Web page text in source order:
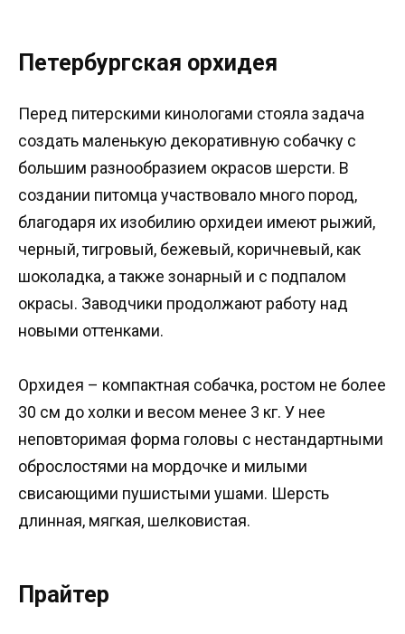
Петербургская орхидея
Перед питерскими кинологами стояла задача
создать маленькую декоративную собачку с
большим разнообразием окрасов шерсти. В
создании питомца участвовало много пород,
благодаря их изобилию орхидеи имеют рыжий,
черный, тигровый, бежевый, коричневый, как
шоколадка, а также зонарный и с подпалом
окрасы. Заводчики продолжают работу над
новыми оттенками.
Орхидея – компактная собачка, ростом не более
30 см до холки и весом менее 3 кг. У нее
неповторимая форма головы с нестандартными
оброслостями на мордочке и милыми
свисающими пушистыми ушами. Шерсть
длинная, мягкая, шелковистая.
Прайтер